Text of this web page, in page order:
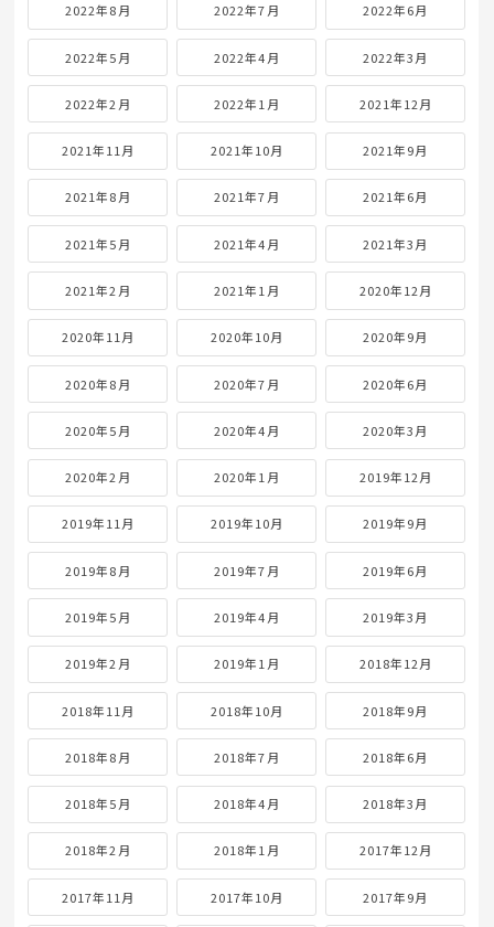
2022年8月 2022年7月 2022年6月
2022年5月 2022年4月 2022年3月
2022年2月 2022年1月 2021年12月
2021年11月 2021年10月 2021年9月
2021年8月 2021年7月 2021年6月
2021年5月 2021年4月 2021年3月
2021年2月 2021年1月 2020年12月
2020年11月 2020年10月 2020年9月
2020年8月 2020年7月 2020年6月
2020年5月 2020年4月 2020年3月
2020年2月 2020年1月 2019年12月
2019年11月 2019年10月 2019年9月
2019年8月 2019年7月 2019年6月
2019年5月 2019年4月 2019年3月
2019年2月 2019年1月 2018年12月
2018年11月 2018年10月 2018年9月
2018年8月 2018年7月 2018年6月
2018年5月 2018年4月 2018年3月
2018年2月 2018年1月 2017年12月
2017年11月 2017年10月 2017年9月